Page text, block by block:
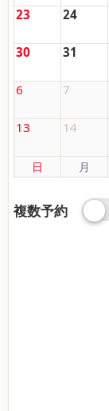
23 24
30 31
6 7
13 14
日 月
複数予約